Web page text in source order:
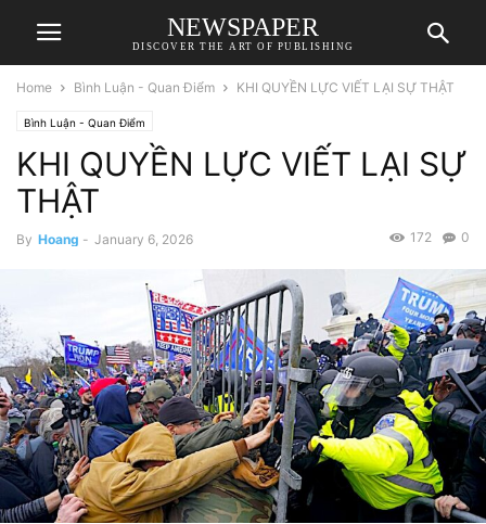
NEWSPAPER
DISCOVER THE ART OF PUBLISHING
Home Bình Luận - Quan Điểm KHI QUYỀN LỰC VIẾT LẠI SỰ THẬT
Bình Luận - Quan Điểm
KHI QUYỀN LỰC VIẾT LẠI SỰ
THẬT
By Hoang - January 6, 2026 0
172